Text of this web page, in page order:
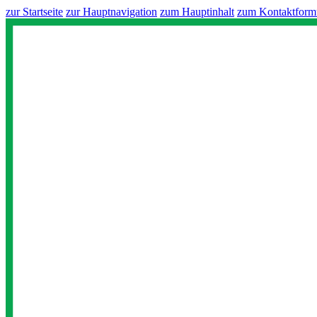
zur Startseite zur Hauptnavigation zum Hauptinhalt zum